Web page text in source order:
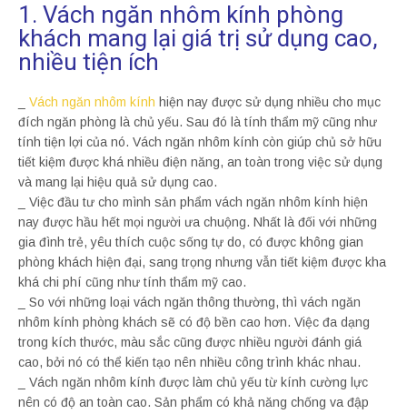
1. Vách ngăn nhôm kính phòng
khách mang lại giá trị sử dụng cao,
nhiều tiện ích
Vách ngăn nhôm kính hiện nay được sử dụng nhiều cho mục
đích ngăn phòng là chủ yếu. Sau đó là tính thẩm mỹ cũng như
tính tiện lợi của nó. Vách ngăn nhôm kính còn giúp chủ sở hữu
tiết kiệm được khá nhiều điện năng, an toàn trong việc sử dụng
và mang lại hiệu quả sử dụng cao.
_ Việc đầu tư cho mình sản phẩm vách ngăn nhôm kính hiện
nay được hầu hết mọi người ưa chuộng. Nhất là đối với những
gia đình trẻ, yêu thích cuộc sống tự do, có được không gian
phòng khách hiện đại, sang trọng nhưng vẫn tiết kiệm được kha
khá chi phí cũng như tính thẩm mỹ cao.
_ So với những loại vách ngăn thông thường, thì vách ngăn
nhôm kính phòng khách sẽ có độ bền cao hơn. Việc đa dạng
trong kích thước, màu sắc cũng được nhiều người đánh giá
cao, bởi nó có thể kiến tạo nên nhiều công trình khác nhau.
_ Vách ngăn nhôm kính được làm chủ yếu từ kính cường lực
nên có độ an toàn cao. Sản phẩm có khả năng chống va đập